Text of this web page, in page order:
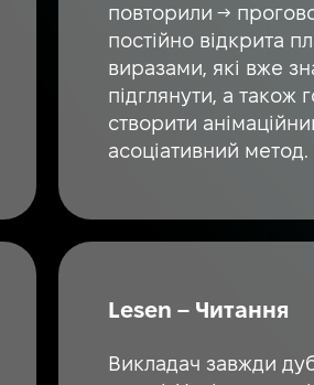
повторили →
постійно відкрита
виразами, які вже
підглянути, а також
створити
асоціативний метод.
Lesen – Читання
Викладач завжди